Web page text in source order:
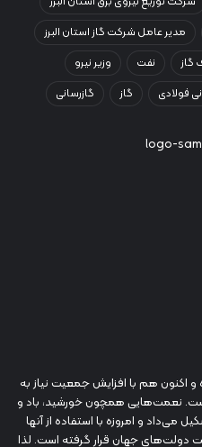
مدیر عامل شرکت گاز استان البرز
نفت
وزیر نیرو
فولادی گاز گازرسانی
و اکنون هم با افزایش جمعیت نیاز به
نعمت‌هایی همچون خورشید، باد و
می‌داد و امروزه با استفاده از آنها
دولت‌های جهان قرار گرفته است. لذا